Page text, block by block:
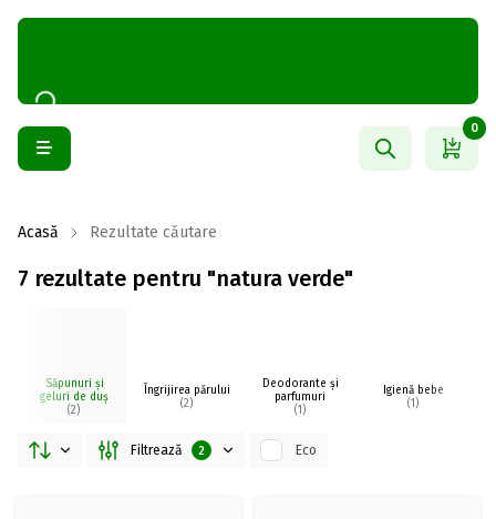
0
Acasă Rezultate căutare
7 rezultate pentru "natura verde"
Săpunuri și
geluri de duș
(2)
Îngrijirea părului
(2)
Deodorante și
parfumuri
(1)
Igienă bebe
(1)
Filtrează 2 Eco